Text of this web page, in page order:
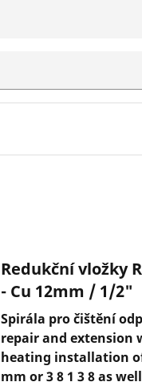
Redukční vložky
- Cu 12mm / 1/2"
Spirála pro čištění
repair and extension
heating installation
mm or 3 8 1 3 8 as